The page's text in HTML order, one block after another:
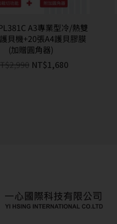
A3專業型冷/熱雙
貝機+20張A4護貝膠膜
(加贈圓角器)
2,990 NT$1,680